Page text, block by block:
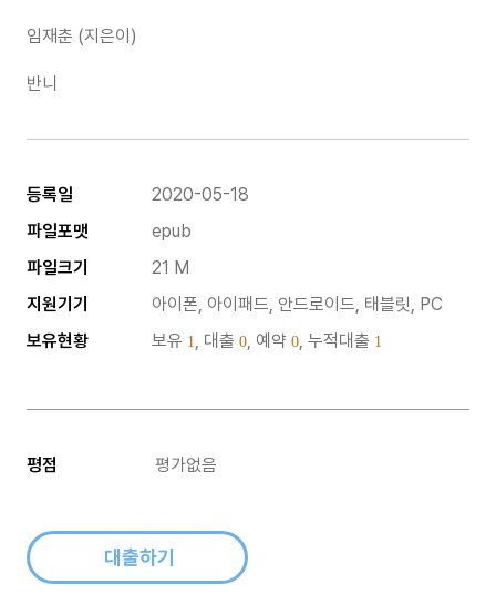
임재춘 (지은이)
반니
등록일
2020-05-18
파일포맷
epub
파일크기
21 M
지원기기
아이폰, 아이패드, 안드로이드, 태블릿, PC
보유현황
보유 1 , 대출 0 , 예약 0 , 누적대출 1
평점 평가없음
대출하기